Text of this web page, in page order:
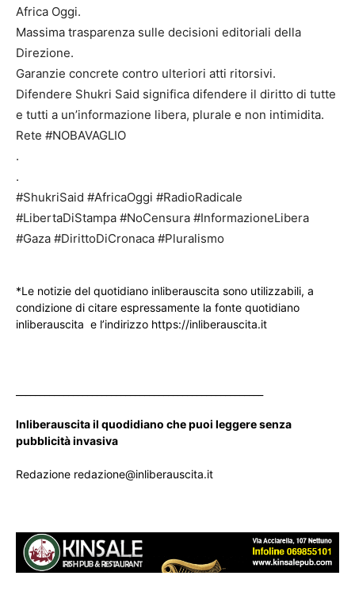
Africa Oggi.
Massima trasparenza sulle decisioni editoriali della
Direzione.
Garanzie concrete contro ulteriori atti ritorsivi.
Difendere Shukri Said significa difendere il diritto di tutte
e tutti a un’informazione libera, plurale e non intimidita.
Rete #NOBAVAGLIO
.
.
#ShukriSaid #AfricaOggi #RadioRadicale
#LibertaDiStampa #NoCensura #InformazioneLibera
#Gaza #DirittoDiCronaca #Pluralismo
*Le notizie del quotidiano inliberauscita sono utilizzabili, a
condizione di citare espressamente la fonte quotidiano
inliberauscita e l’indirizzo https://inliberauscita.it
Inliberauscita il quodidiano che puoi leggere senza
pubblicità invasiva
Redazione redazione@inliberauscita.it